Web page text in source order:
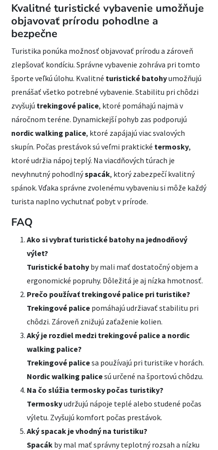
Kvalitné turistické vybavenie umožňuje
objavovať prírodu pohodlne a
bezpečne
Turistika ponúka možnosť objavovať prírodu a zároveň
zlepšovať kondíciu. Správne vybavenie zohráva pri tomto
športe veľkú úlohu. Kvalitné turistické batohyumožňujú
prenášať všetko potrebné vybavenie. Stabilitu pri chôdzi
zvyšujú trekingové palice, ktoré pomáhajú najmä v
náročnom teréne. Dynamickejší pohyb zas podporujú
nordic walking palice, ktoré zapájajú viac svalových
skupín. Počas prestávok sú veľmi praktické termosky,
ktoré udržia nápoj teplý. Na viacdňových túrach je
nevyhnutný pohodlnýspacák, ktorý zabezpečí kvalitný
spánok. Vďaka správne zvolenému vybaveniu si môže každý
turista naplno vychutnať pobyt v prírode.
FAQ
Ako si vybrať turistické batohy na jednodňový
výlet?
Turistické batohy by mali mať dostatočný objem a
ergonomické popruhy. Dôležitá je aj nízka hmotnosť.
Prečo používať trekingové palice pri turistike?
Trekingové palice pomáhajú udržiavať stabilitu pri
chôdzi. Zároveň znižujú zaťaženie kolien.
Aký je rozdiel medzi trekingové palice a nordic
walking palice?
Trekingové palicesa používajú pri turistike v horách.
Nordic walking palicesú určené na športovú chôdzu.
Na čo slúžia termosky počas turistiky?
Termoskyudržujú nápoje teplé alebo studené počas
výletu. Zvyšujú komfort počas prestávok.
Aký spacak je vhodný na turistiku?
Spacák by mal mať správny teplotný rozsah a nízku